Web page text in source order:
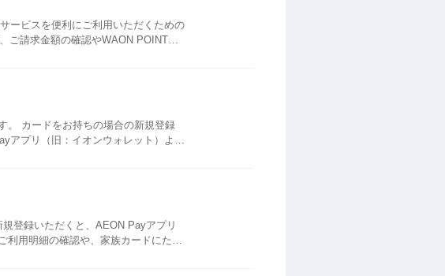
ービスを便利にご利用いただくための
ご請求金額の確認やWAON POINTの
。 カードをお持ちの場合の新規登録
登録いただくと、AEON Payアプリ
利用明細の確認や、家族カードにたま